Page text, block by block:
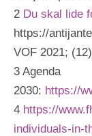
2 Du skal lide
https://
VOF 2021;
3 Agenda
2030: https://
4 https://
individuals-in-